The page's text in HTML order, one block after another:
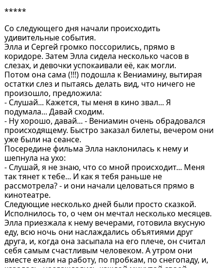
*****
Со следующего дня начали происходить
удивительные события.
Элла и Сергей громко поссорились, прямо в
коридоре. Затем Элла сидела несколько часов в
слезах, и девочки успокаивали её, как могли.
Потом она сама (!!!) подошла к Вениамину, вытирая
остатки слез и пытаясь делать вид, что ничего не
произошло, предложила:
- Слушай... Кажется, ты меня в кино звал... Я
подумала... Давай сходим.
- Ну хорошо, давай... - Вениамин очень обрадовался
происходящему. Быстро заказал билеты, вечером они
уже были на сеансе.
Посередине фильма Элла наклонилась к нему и
шепнула на ухо:
- Слушай, я не знаю, что со мной происходит... Меня
так тянет к тебе... И как я тебя раньше не
рассмотрела? - и они начали целоваться прямо в
кинотеатре.
Следующие несколько дней были просто сказкой.
Исполнилось то, о чем он мечтал несколько месяцев.
Элла приезжала к нему вечерами, готовила вкусную
еду, всю ночь они наслаждались объятиями друг
друга, и, когда она засыпала на его плече, он считал
себя самым счастливым человеком. А утром они
вместе ехали на работу, по пробкам, по снегопаду, и,